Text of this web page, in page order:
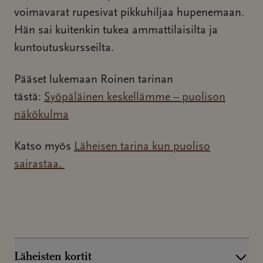
voimavarat rupesivat pikkuhiljaa hupenemaan.
Hän sai kuitenkin tukea ammattilaisilta ja
kuntoutuskursseilta.
Pääset lukemaan Roinen tarinan
tästä: Syöpäläinen keskellämme – puolison
näkökulma
Katso myös Läheisen tarina kun puoliso
sairastaa.
Läheisten kortit